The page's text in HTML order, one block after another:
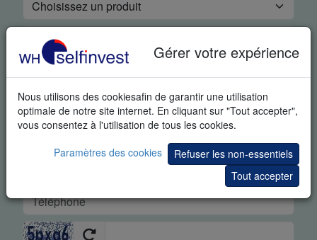
Gérer votre expérience
Nous utilisons des cookiesafin de garantir une utilisation
optimale de notre site internet. En cliquant sur "Tout accepter",
vous consentez à l'utilisation de tous les cookies.
Paramètres des cookies
Refuser les non-essentiels
Tout accepter